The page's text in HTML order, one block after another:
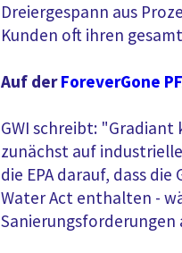
Dreiergespann aus
Kunden oft ihren
Auf derForeverGone
GWI schreibt: "Gradiant
zunächst auf
die EPA darauf, dass
Water Act enthalten -
Sanierungsforderungen